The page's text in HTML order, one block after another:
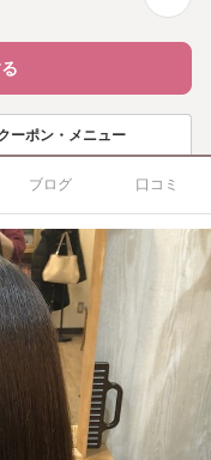
ーポン・メニュー
ブログ 口コミ